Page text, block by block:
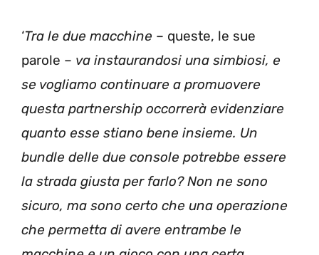
‘Tra le due macchine – queste, le sue
parole – va instaurandosi una simbiosi, e
se vogliamo continuare a promuovere
questa partnership occorrerà evidenziare
quanto esse stiano bene insieme. Un
bundle delle due console potrebbe essere
la strada giusta per farlo? Non ne sono
sicuro, ma sono certo che una operazione
che permetta di avere entrambe le